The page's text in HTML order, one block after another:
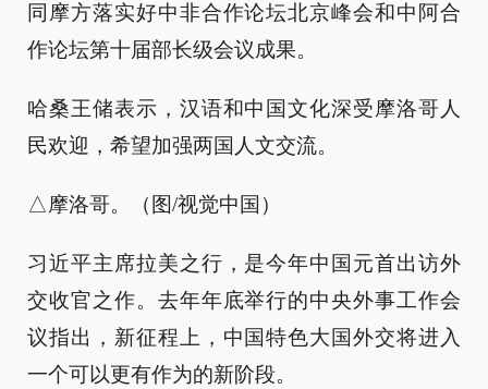
同摩方落实好中非合作论坛北京峰会和中阿合
作论坛第十届部长级会议成果。
哈桑王储表示，汉语和中国文化深受摩洛哥人
民欢迎，希望加强两国人文交流。
△摩洛哥。（图/视觉中国）
习近平主席拉美之行，是今年中国元首出访外
交收官之作。去年年底举行的中央外事工作会
议指出，新征程上，中国特色大国外交将进入
一个可以更有作为的新阶段。